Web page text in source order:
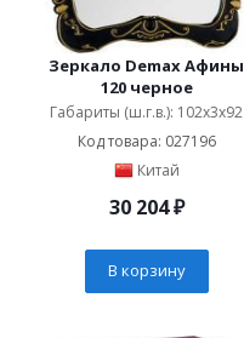
Зеркало Demax Афины
120 черное
Габариты (ш.г.в.): 102x3x92
Код товара: 027196
Китай
30 204₽
В корзину